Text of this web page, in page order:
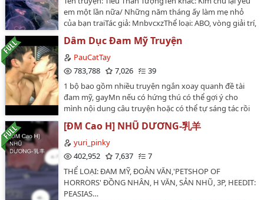
em một lần nữa/ Những năm tháng ấy làm mẹ nhỏ
của bạn traiTác giả: MnbvcxzThể loại: ABO, vòng giải trí,
mỹ mạo ngoan ngoãn thần tượng thụ, sinh tử sản
nhũ, ngọt sủng văn, cao H, HETrans: Mỹ Nhân Thiên
Hạ, YJ-26612Edit + Beta: Cục Bột NhỏVăn ánTiểu thần
nam diễn viên trẻ tuổi xuất thân chính quy chìm đắm
vào một tình yêu trong sáng thuần khiết.Nhưng mãi
đến khi hai người gặp mặt gia trưởng, tiểu thần tượng
mới phát hiện cha của bạn trai chính là kim chủ trước
đây của mình.Vì muốn giữ lấy hình tượng trong sáng
tốt đẹp trước mặt bạn trai, tiểu thần tượng chỉ có thể
rưng rưng đáp ứng hết thảy yêu cầu của cha vợ tương
lai. Cảnh báo: Có chút thô tục, ai không chịu được xin
dừng bước…
Dâm Dục Đam Mỹ Truyện
PauCatTay
783,788
7,026
39
1 bộ bao gồm nhiều truyện ngắn xoay quanh đề tài
đam mỹ, gayMn nếu có hứng thú có thể gợi ý cho
mình nội dung câu truyện hoặc có thể tự sáng tác rồi
gửi mình để đăng luôn nháMọi chi tiết xem chương Lời
Nói Đầu để rõ hơn…
[ĐM Cao H] NHŨ DƯƠNG-乳羊
yuri_pinky
402,952
7,637
7
THỂ LOẠI: ĐAM MỸ, ĐOẢN VĂN,'PETSHOP OF
HORRORS' ĐỒNG NHÂN, H VĂN, SẢN NHŨ, 3P, HEEDIT:
PEASIAS…